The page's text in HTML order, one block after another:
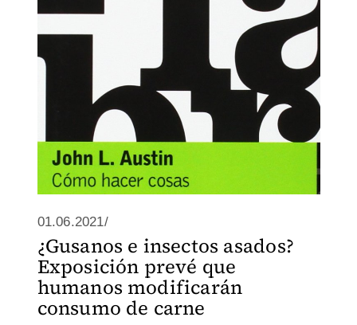
01.06.2021/
¿Gusanos e insectos asados?
Exposición prevé que
humanos modificarán
consumo de carne